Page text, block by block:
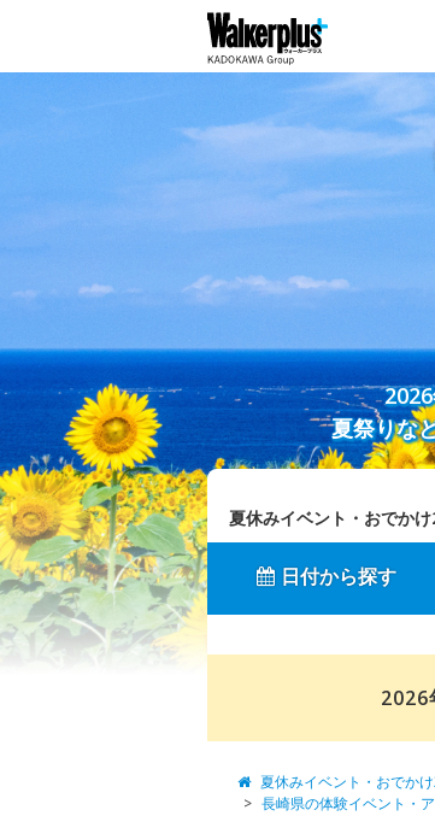
夏祭りな
夏休みイベント・おでか
日付から探す
2026
夏休みイベント・おでか
長崎県の体験イベント・